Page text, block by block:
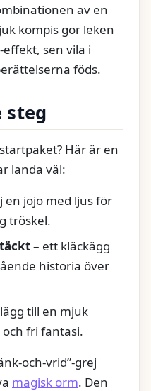
av en
kompis gör leken
sen vila i
föds.
steg
Här är en
landa väl:
en jojo med ljus för
tröskel.
– ett kläckägg
historia över
till en mjuk
fri fantasi.
och-vrid”-grej
magisk orm. Den